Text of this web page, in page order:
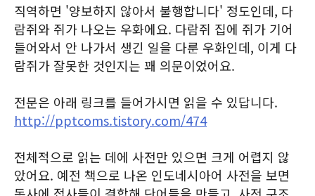
직역하면 '양보하지 않아서 불행합니다' 정도인데, 다
람쥐와 쥐가 나오는 우화에요. 다람쥐 집에 쥐가 기어
들어와서 안 나가서 생긴 일을 다룬 우화인데, 이게 다
람쥐가 잘못한 것인지는 꽤 의문이었어요.
전문은 아래 링크를 들어가시면 읽을 수 있답니다.
http://pptcoms.tistory.com/474
전체적으로 읽는 데에 사전만 있으면 크게 어렵지 않
았어요. 예전 책으로 나온 인도네시아어 사전을 보면